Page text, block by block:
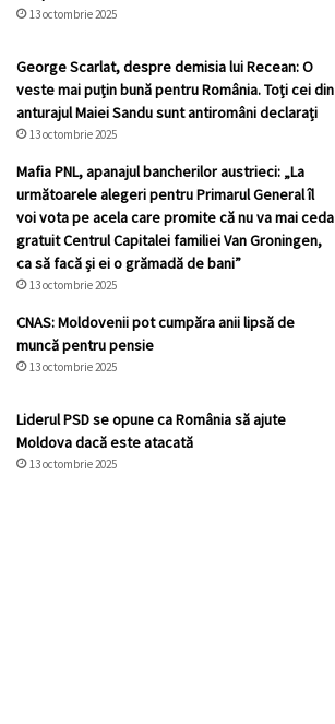
13 octombrie 2025
George Scarlat, despre demisia lui Recean: O
veste mai puțin bună pentru România. Toți cei din
anturajul Maiei Sandu sunt antiromâni declarați
13 octombrie 2025
Mafia PNL, apanajul bancherilor austrieci: „La
următoarele alegeri pentru Primarul General îl
voi vota pe acela care promite că nu va mai ceda
gratuit Centrul Capitalei familiei Van Groningen,
ca să facă și ei o grămadă de bani”
13 octombrie 2025
CNAS: Moldovenii pot cumpăra anii lipsă de
muncă pentru pensie
13 octombrie 2025
Liderul PSD se opune ca România să ajute
Moldova dacă este atacată
13 octombrie 2025